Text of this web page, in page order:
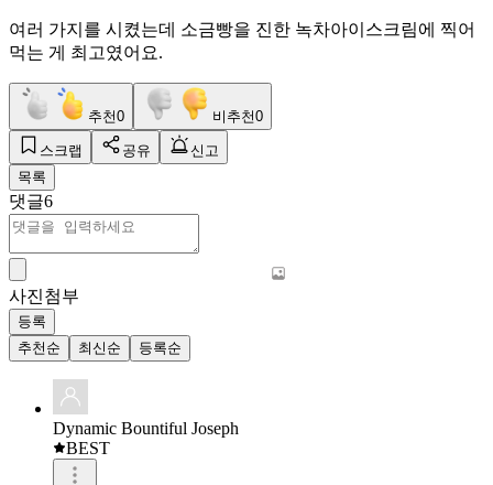
여러 가지를 시켰는데 소금빵을 진한 녹차아이스크림에 찍어
먹는 게 최고였어요.
추천0 비추천0
스크랩 공유
신고
목록
댓글6
사진첨부
등록
추천순
최신순 등록순
Dynamic Bountiful Joseph
BEST